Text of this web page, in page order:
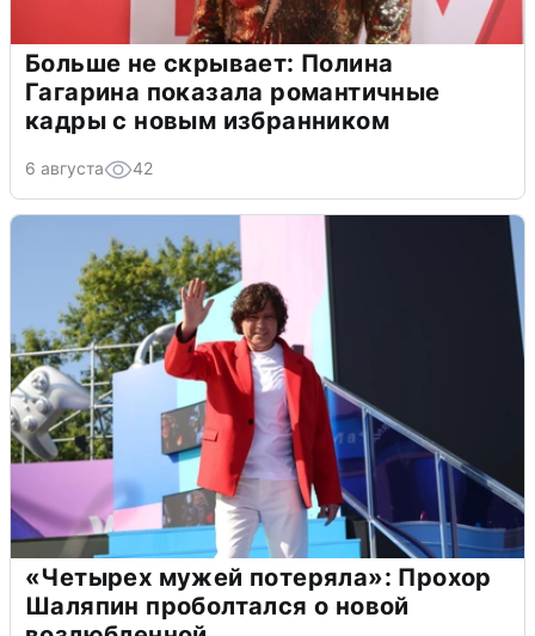
Больше не скрывает: Полина
Гагарина показала романтичные
кадры с новым избранником
6 августа 42
«Четырех мужей потеряла»: Прохор
Шаляпин проболтался о новой